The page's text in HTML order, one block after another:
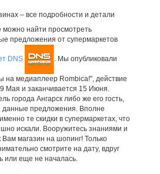
– все подробности и детали
можно найти просмотреть
предложения от супермаркетов
DNS . Мы опубликовали
на медиаплеер Rombica!", действие
Мая и заканчивается 15 Июня.
города Ангарск либо же его гость,
данные предложения. Вполне
те скидки в супермаркетах, что
искали. Вооружитесь знаниями и
магазин на шопинг! Только
смотрите на дату, вдруг
или еще не началась.